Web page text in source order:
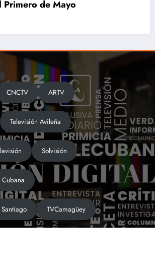
CNCTV ARTV
Televisión Avileña
Solvisión
Cubana
Santiago TVCamagüey